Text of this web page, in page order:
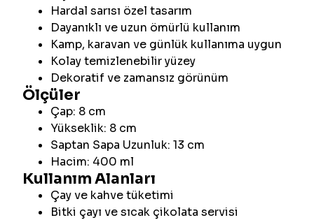
Hardal sarısı özel tasarım
Dayanıklı ve uzun ömürlü kullanım
Kamp, karavan ve günlük kullanıma uygun
Kolay temizlenebilir yüzey
Dekoratif ve zamansız görünüm
Ölçüler
Çap: 8 cm
Yükseklik: 8 cm
Saptan Sapa Uzunluk: 13 cm
Hacim: 400 ml
Kullanım Alanları
Çay ve kahve tüketimi
Bitki çayı ve sıcak çikolata servisi